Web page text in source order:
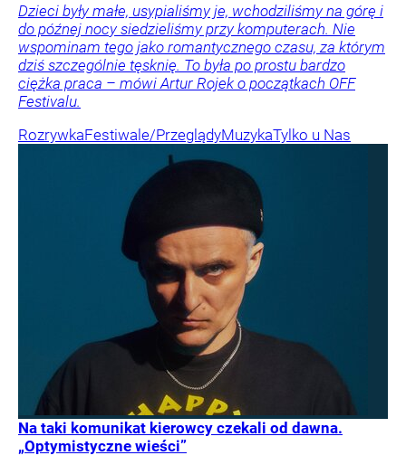
Dzieci były małe, usypialiśmy je, wchodziliśmy na górę i
do późnej nocy siedzieliśmy przy komputerach. Nie
wspominam tego jako romantycznego czasu, za którym
dziś szczególnie tęsknię. To była po prostu bardzo
ciężka praca – mówi Artur Rojek o początkach OFF
Festivalu.
RozrywkaFestiwale/PrzeglądyMuzykaTylko u Nas
Na taki komunikat kierowcy czekali od dawna.
„Optymistyczne wieści”